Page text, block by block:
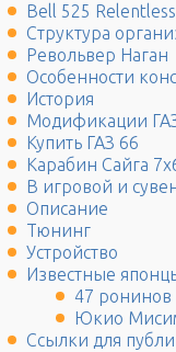
Bell 525 Relentless
Структура
Револьвер Наган
Особенности
История
Модификации
Купить ГАЗ 66
Карабин Сайга
В игровой и
Описание
Тюнинг
Устройство
Известные
47 ронинов
Юкио
Ссылки для